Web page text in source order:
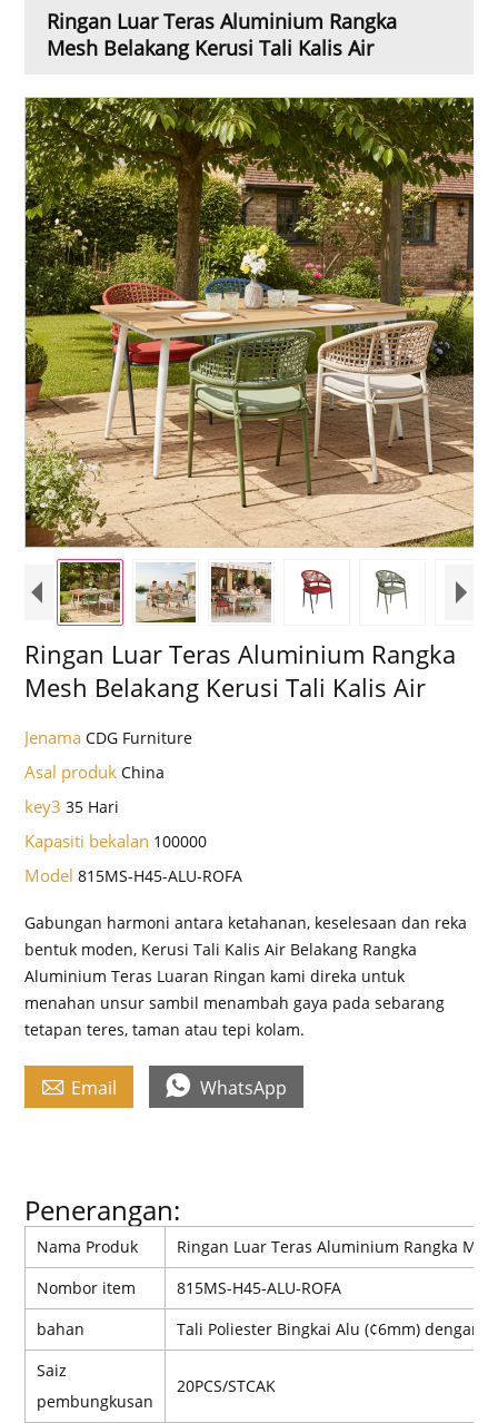
Ringan Luar Teras Aluminium Rangka
Mesh Belakang Kerusi Tali Kalis Air
Ringan Luar Teras Aluminium Rangka
Mesh Belakang Kerusi Tali Kalis Air
JenamaCDG Furniture
Asal produkChina
key335 Hari
Kapasiti bekalan 100000
Model815MS-H45-ALU-ROFA
Gabungan harmoni antara ketahanan, keselesaan dan reka
bentuk moden, Kerusi Tali Kalis Air Belakang Rangka
Aluminium Teras Luaran Ringan kami direka untuk
menahan unsur sambil menambah gaya pada sebarang
tetapan teres, taman atau tepi kolam.
 Email  WhatsApp
Penerangan:
Nama Produk
Ringan Luar Teras Aluminium Rangka
Nombor item
815MS-H45-ALU-ROFA
bahan
Tali Poliester Bingkai Alu (¢6mm) dengan
Saiz
pembungkusan
20PCS/STCAK